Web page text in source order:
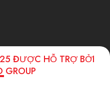
ĐƯỢC HỖ TRỢ BỞI
GROUP